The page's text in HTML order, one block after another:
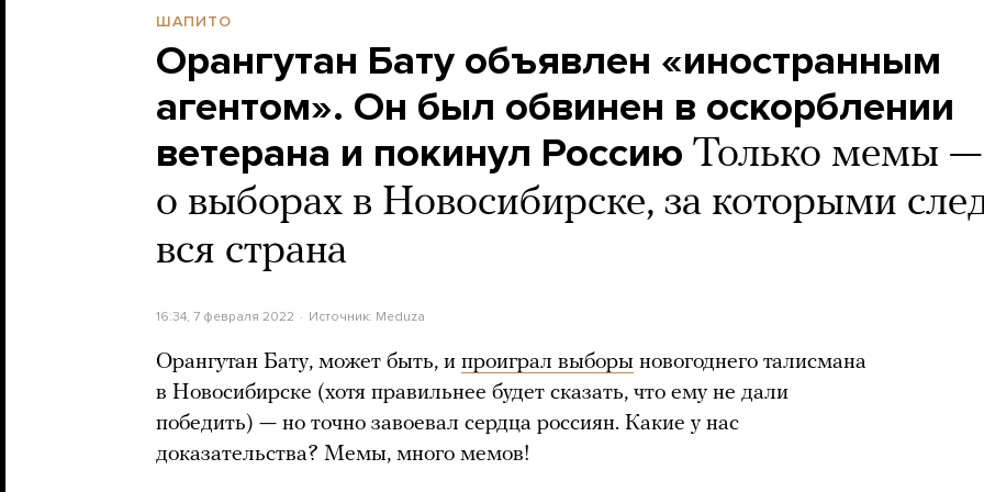
ШАПИТО
Орангутан Бату объявлен «иностранным
агентом». Он был обвинен в оскорблении
ветерана и покинул Россию Только мемы —
о выборах в Новосибирске, за которыми
вся страна
16:34, 7 февраля 2022 Источник: Meduza
Орангутан Бату, может быть, и проиграл выборы новогоднего талисмана
в Новосибирске (хотя правильнее будет сказать, что ему не дали
победить) — но точно завоевал сердца россиян. Какие у нас
доказательства? Мемы, много мемов!